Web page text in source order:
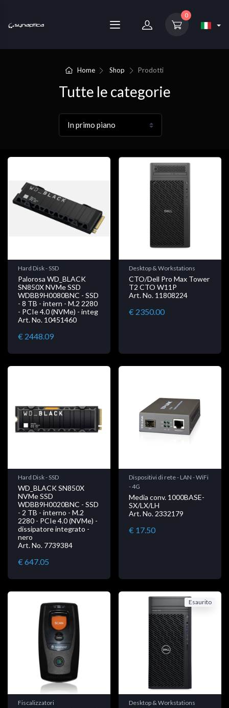
0
Home Shop Prodotti
Tutte le categorie
Hard Disk - SSD
Palorosa WD_BLACK
SN850X NVMe SSD
WDBB9H0080BNC - SSD
- 8 TB - intern - M.2 2280
- PCIe 4.0 (NVMe) - integ
Art. No. 10451460
€ 2448.09
Desktop & Workstations
CTO/Dell Pro Max Tower
T2 CTO W11P
Art. No. 11808224
€ 2350.00
Hard Disk - SSD
WD_BLACK SN850X
NVMe SSD
WDBB9H0020BNC - SSD
- 2 TB - interno - M.2
2280 - PCIe 4.0 (NVMe) -
dissipatore integrato -
nero
Art. No. 7739384
€ 647.05
Dispositivi di rete - LAN - WiFi
- 4G
Media conv. 1000BASE-
SX/LX/LH
Art. No. 2332179
€ 17.50
Fiscalizzatori
Esaurito
Desktop & Workstations